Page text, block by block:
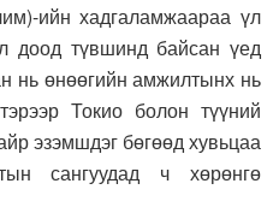
ийн хадгаламжаараа үл
доод түвшинд байсан үед
нь өнөөгийн амжилтынх нь
Токио болон түүний
эзэмшдэг бөгөөд хувьцаа
сангуудад ч хөрөнгө